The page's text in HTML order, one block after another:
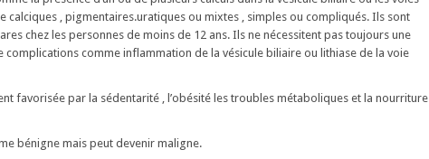
calciques , pigmentaires.uratiques ou mixtes , simples ou compliqués. Ils sont
chez les personnes de moins de 12 ans. Ils ne nécessitent pas toujours une
complications comme inflammation de la vésicule biliaire ou lithiase de la voie
favorisée par la sédentarité , l’obésité les troubles métaboliques et la nourriture
bénigne mais peut devenir maligne.